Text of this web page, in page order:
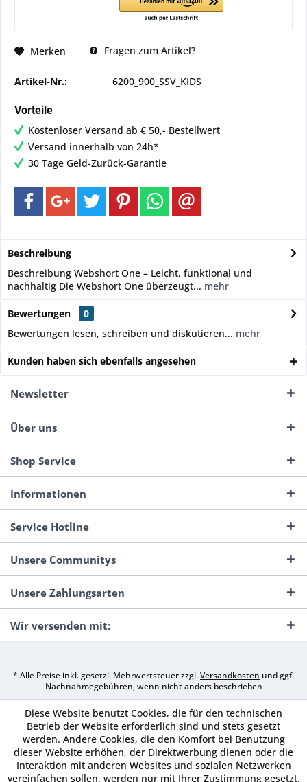
Merken Fragen zum Artikel?
Artikel-Nr.: 6200_900_SSV_KIDS
Vorteile
Kostenloser Versand ab € 50,- Bestellwert
Versand innerhalb von 24h*
30 Tage Geld-Zurück-Garantie
Beschreibung
Beschreibung Webshort One – Leicht, funktional und
nachhaltig Die Webshort One überzeugt... mehr
Bewertungen
0
Bewertungen lesen, schreiben und diskutieren... mehr
Kunden haben sich ebenfalls angesehen
Newsletter
Über uns
Shop Service
Informationen
Service Hotline
Unsere Communitys
Unsere Zahlungsarten
Wir versenden mit:
* Alle Preise inkl. gesetzl. Mehrwertsteuer zzgl.Versandkosten und ggf.
Nachnahmegebühren, wenn nicht anders beschrieben
Diese Website benutzt Cookies, die für den technischen
Betrieb der Website erforderlich sind und stets gesetzt
werden. Andere Cookies, die den Komfort bei Benutzung
dieser Website erhöhen, der Direktwerbung dienen oder die
Interaktion mit anderen Websites und sozialen Netzwerken
vereinfachen sollen, werden nur mit Ihrer Zustimmung gesetzt.